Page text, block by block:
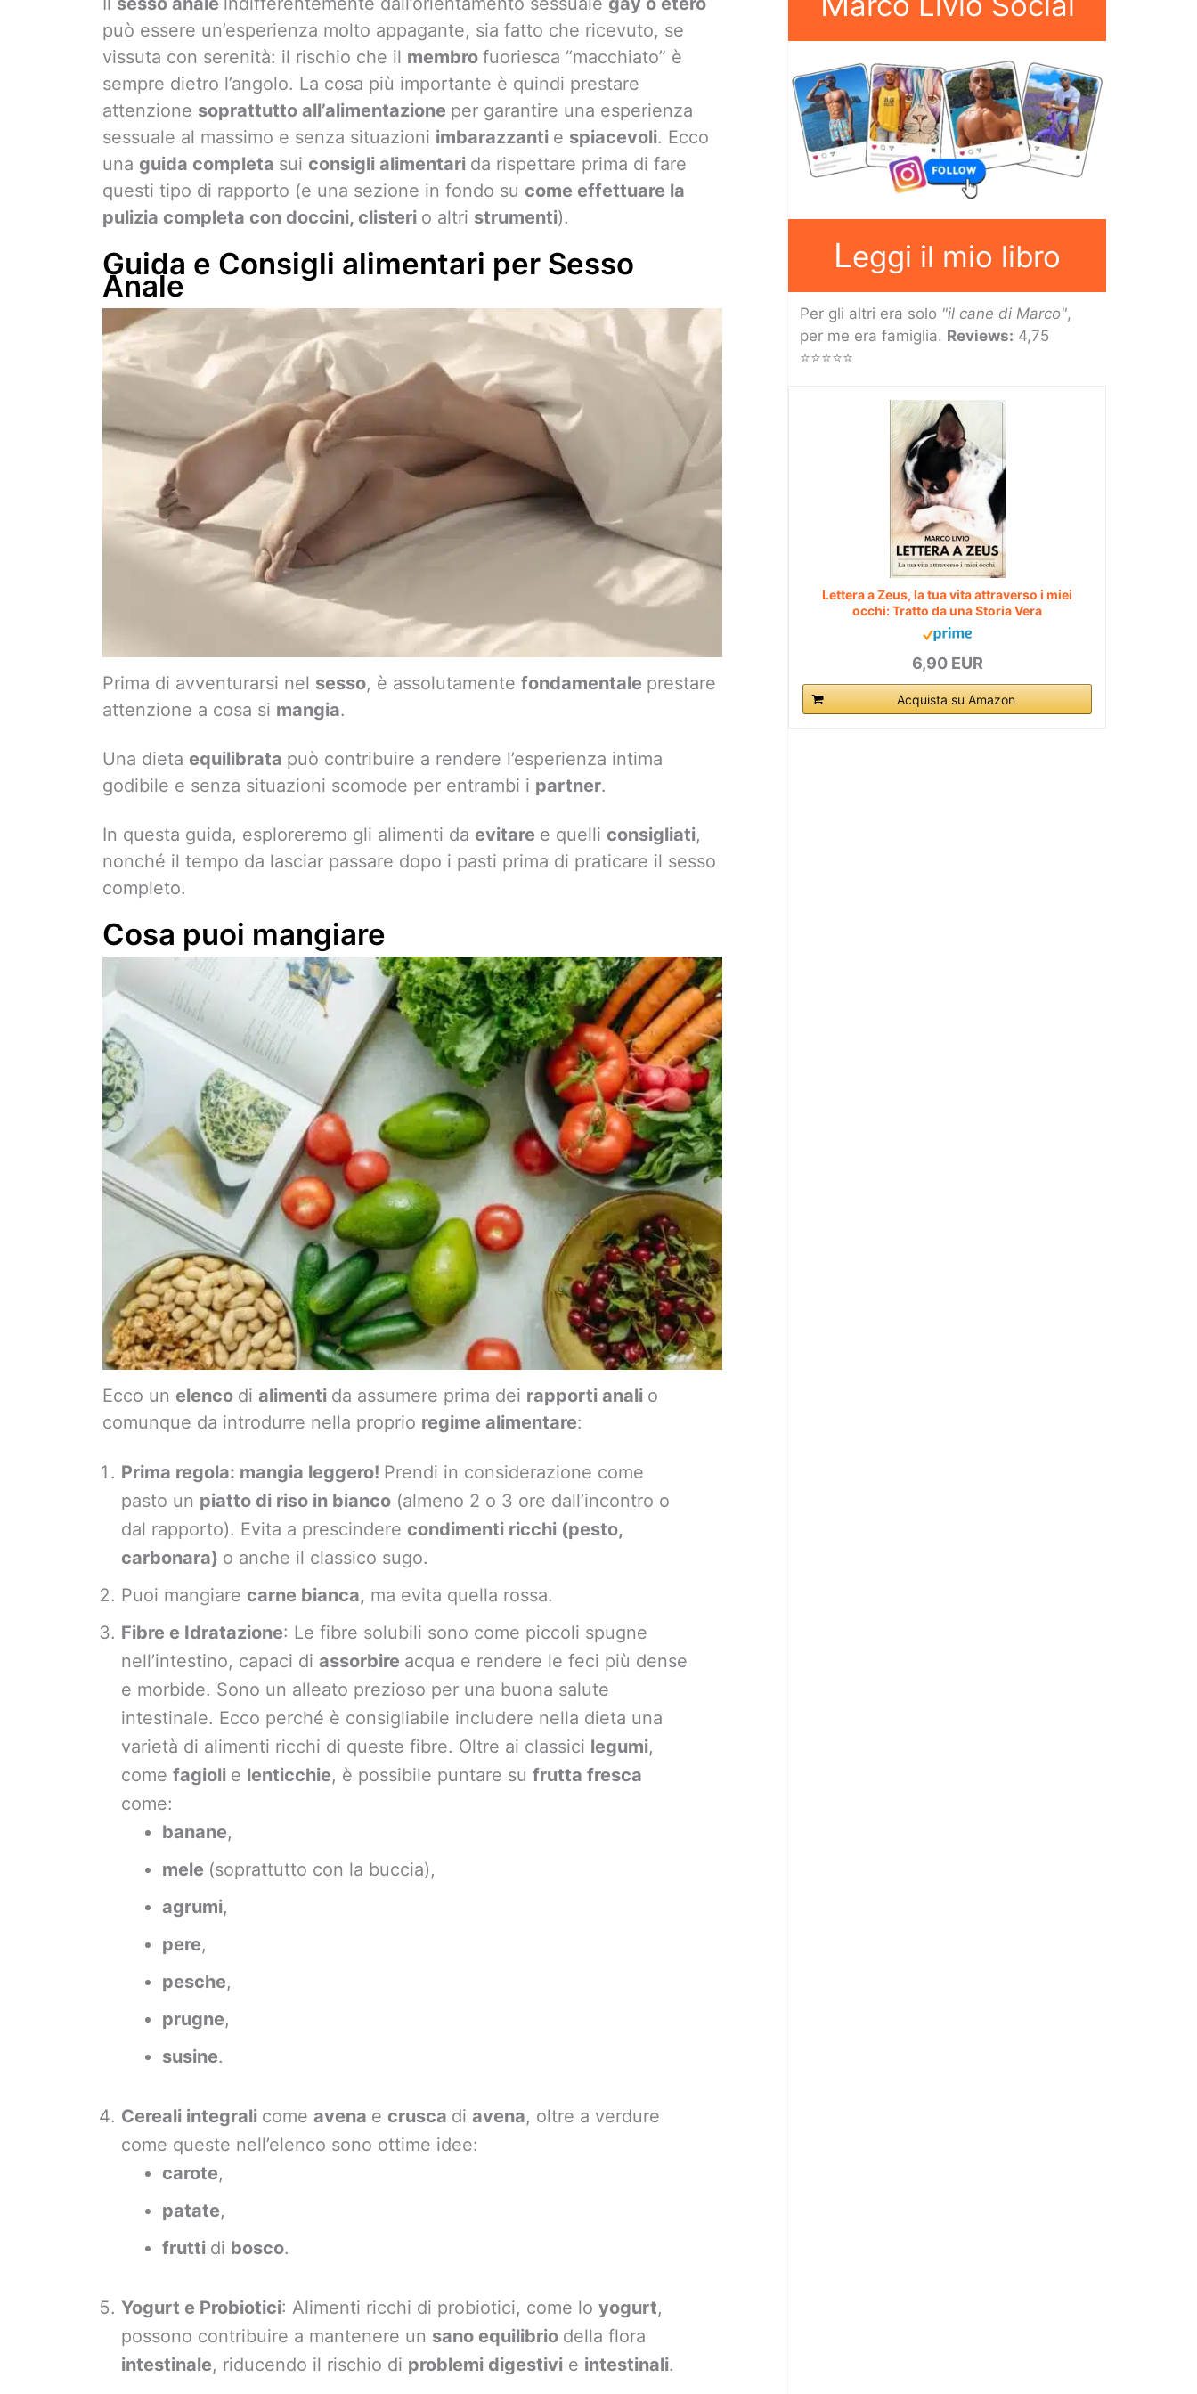
può essere un’esperienza molto appagante, sia fatto che ricevuto, se
vissuta con serenità: il rischio che il membro fuoriesca “macchiato” è
sempre dietro l’angolo. La cosa più importante è quindi prestare
attenzione soprattutto all’alimentazione per garantire una esperienza
sessuale al massimo e senza situazioni imbarazzanti e spiacevoli. Ecco
una guida completa sui consigli alimentari da rispettare prima di fare
questi tipo di rapporto (e una sezione in fondo su come effettuare la
pulizia completa con doccini, clisteri o altri strumenti).
Guida e Consigli alimentari per Sesso
Anale
Prima di avventurarsi nel sesso, è assolutamente fondamentale prestare
attenzione a cosa si mangia.
Una dieta equilibrata può contribuire a rendere l’esperienza intima
godibile e senza situazioni scomode per entrambi i partner.
In questa guida, esploreremo gli alimenti da evitare e quelli consigliati,
nonché il tempo da lasciar passare dopo i pasti prima di praticare il sesso
completo.
Cosa puoi mangiare
Ecco un elenco di alimenti da assumere prima dei rapporti anali o
comunque da introdurre nella proprio regime alimentare:
Prima regola: mangia leggero! Prendi in considerazione come
pasto un piatto di riso in bianco (almeno 2 o 3 ore dall’incontro o
dal rapporto). Evita a prescindere condimenti ricchi (pesto,
carbonara) o anche il classico sugo.
Puoi mangiare carne bianca, ma evita quella rossa.
Fibre e Idratazione: Le fibre solubili sono come piccoli spugne
nell’intestino, capaci di assorbire acqua e rendere le feci più dense
e morbide. Sono un alleato prezioso per una buona salute
intestinale. Ecco perché è consigliabile includere nella dieta una
varietà di alimenti ricchi di queste fibre. Oltre ai classici legumi,
come fagioli e lenticchie, è possibile puntare su frutta fresca
come:
banane,
mele (soprattutto con la buccia),
agrumi,
pere,
pesche,
prugne,
susine.
Cereali integrali come avena e crusca di avena, oltre a verdure
come queste nell’elenco sono ottime idee:
carote,
patate,
frutti di bosco.
Yogurt e Probiotici: Alimenti ricchi di probiotici, come lo yogurt,
possono contribuire a mantenere un sano equilibrio della flora
intestinale, riducendo il rischio di problemi digestivi e intestinali.
Leggi il mio libro
Per gli altri era solo "il cane di Marco",
per me era famiglia. Reviews: 4,75
⭐⭐⭐⭐⭐
Lettera a Zeus, la tua vita attraverso i miei
occhi: Tratto da una Storia Vera
6,90 EUR
Acquista su Amazon